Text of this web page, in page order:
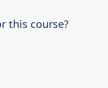
this course?